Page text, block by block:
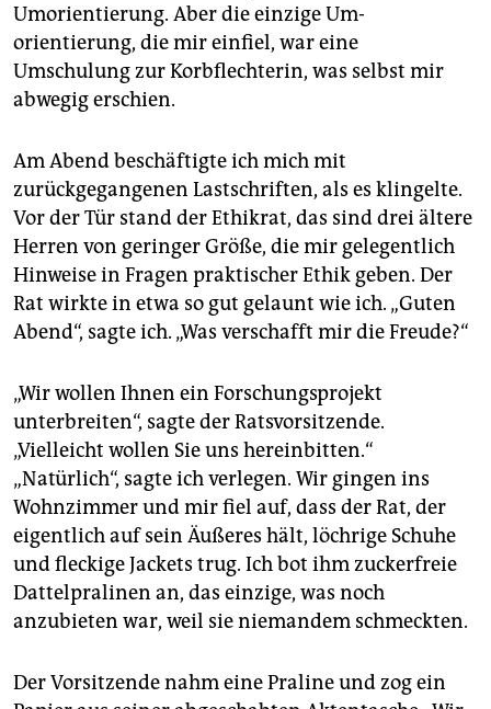
Umorientierung. Aber die einzige Um­
orientierung, die mir einfiel, war eine
Umschulung zur Korbflechterin, was selbst mir
abwegig erschien.
Am Abend beschäftigte ich mich mit
zurückgegangenen Lastschriften, als es klingelte.
Vor der Tür stand der Ethikrat, das sind drei ältere
Herren von geringer Größe, die mir gelegentlich
Hinweise in Fragen praktischer Ethik geben. Der
Rat wirkte in etwa so gut gelaunt wie ich. „Guten
Abend“, sagte ich. „Was verschafft mir die Freude?“
„Wir wollen Ihnen ein Forschungsprojekt
unterbreiten“, sagte der Ratsvorsitzende.
„Vielleicht wollen Sie uns hereinbitten.“
„Natürlich“, sagte ich verlegen. Wir gingen ins
Wohnzimmer und mir fiel auf, dass der Rat, der
eigentlich auf sein Äußeres hält, löchrige Schuhe
und fleckige Jackets trug. Ich bot ihm zuckerfreie
Dattelpralinen an, das einzige, was noch
anzubieten war, weil sie niemandem schmeckten.
Der Vorsitzende nahm eine Praline und zog ein